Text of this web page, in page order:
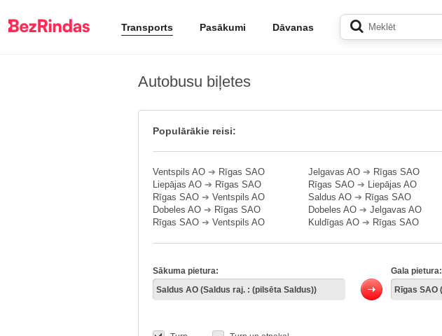
Transports Pasākumi Dāvanas
Autobusu biļetes
Populārākie reisi:
Ventspils AO ➔ Rīgas SAO
Liepājas AO ➔ Rīgas SAO
Rīgas SAO ➔ Ventspils AO
Dobeles AO ➔ Rīgas SAO
Rīgas SAO ➔ Ventspils AO
Jelgavas AO ➔ Rīgas SAO
Rīgas SAO ➔ Liepājas AO
Saldus AO ➔ Rīgas SAO
Dobeles AO ➔Jelgavas AO
Kuldīgas AO ➔ Rīgas SAO
Sākuma pietura: Gala pietura: